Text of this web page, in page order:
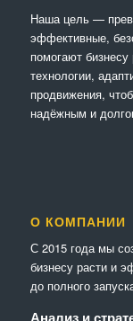
Наша цель —
эффективные,
помогают
технологии,
продвижения,
надёжным и
О КОМПАНИИ
С 2015 года мы
бизнесу расти и
до полного